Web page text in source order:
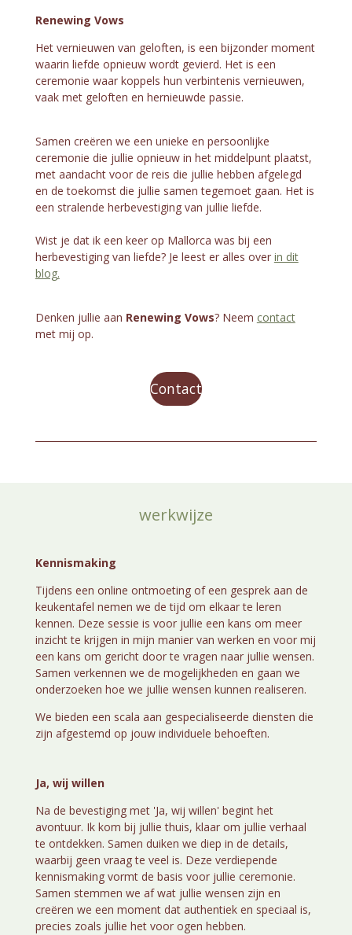
Renewing Vows
Het vernieuwen van geloften, is een bijzonder moment
waarin liefde opnieuw wordt gevierd. Het is een
ceremonie waar koppels hun verbintenis vernieuwen,
vaak met geloften en hernieuwde passie.
Samen creëren we een unieke en persoonlijke
ceremonie die jullie opnieuw in het middelpunt plaatst,
met aandacht voor de reis die jullie hebben afgelegd
en de toekomst die jullie samen tegemoet gaan. Het is
een stralende herbevestiging van jullie liefde.
Wist je dat ik een keer op Mallorca was bij een
herbevestiging van liefde? Je leest er alles over in dit
blog.
Denken jullie aan Renewing Vows? Neem contact
met mij op.
Contact
werkwijze
Kennismaking
Tijdens een online ontmoeting of een gesprek aan de
keukentafel nemen we de tijd om elkaar te leren
kennen. Deze sessie is voor jullie een kans om meer
inzicht te krijgen in mijn manier van werken en voor mij
een kans om gericht door te vragen naar jullie wensen.
Samen verkennen we de mogelijkheden en gaan we
onderzoeken hoe we jullie wensen kunnen realiseren.
We bieden een scala aan gespecialiseerde diensten die
zijn afgestemd op jouw individuele behoeften.
Ja, wij willen
Na de bevestiging met 'Ja, wij willen' begint het
avontuur. Ik kom bij jullie thuis, klaar om jullie verhaal
te ontdekken. Samen duiken we diep in de details,
waarbij geen vraag te veel is. Deze verdiepende
kennismaking vormt de basis voor jullie ceremonie.
Samen stemmen we af wat jullie wensen zijn en
creëren we een moment dat authentiek en speciaal is,
precies zoals jullie het voor ogen hebben.